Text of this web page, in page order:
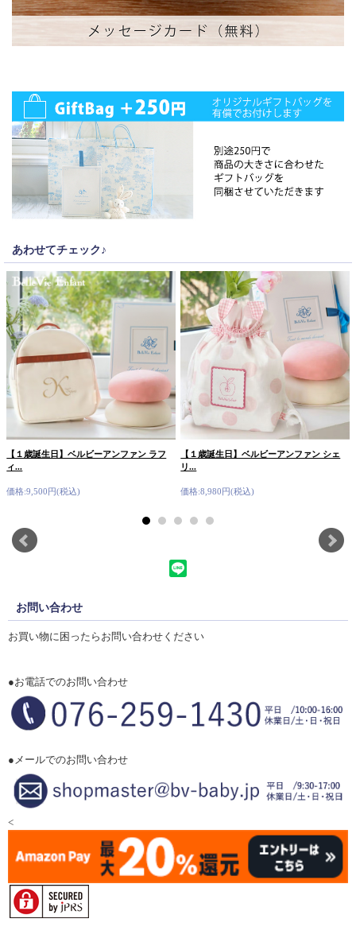
あわせてチェック♪
【１歳誕生日】ベルビーアンファン ラフ
ィ...
価格:9,500円(税込)
【１歳誕生日】ベルビーアンファン シェ
リ...
価格:8,980円(税込)
お問い合わせ
お買い物に困ったらお問い合わせください
●お電話でのお問い合わせ
●メールでのお問い合わせ
<